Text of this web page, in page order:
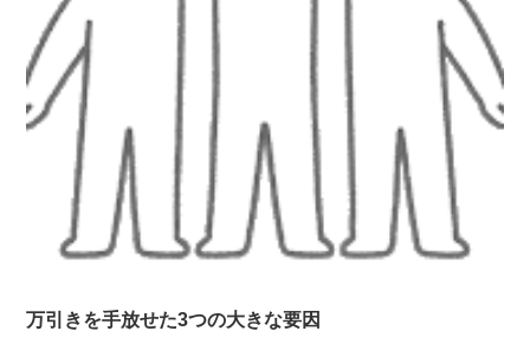
万引きを手放せた3つの大きな要因